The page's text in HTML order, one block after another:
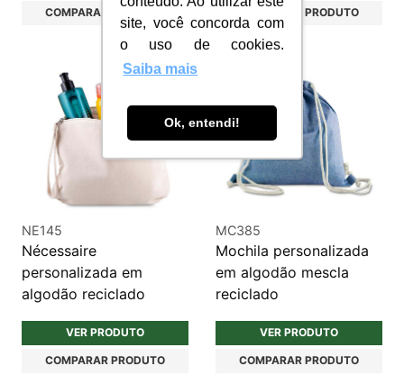
site, você concorda com
o uso de cookies.
Saiba mais
Ok, entendi!
COMPARAR PRODUTO COMPARAR PRODUTO
NE145
Nécessaire
personalizada em
algodão reciclado
VER PRODUTO
COMPARAR PRODUTO
MC385
Mochila personalizada
em algodão mescla
reciclado
VER PRODUTO
COMPARAR PRODUTO